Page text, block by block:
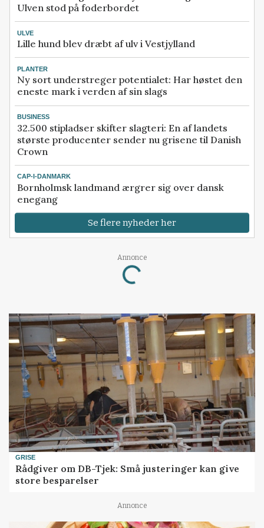
Ulven stod på foderbordet
ULVE
Lille hund blev dræbt af ulv i Vestjylland
PLANTER
Ny sort understreger potentialet: Har høstet den
eneste mark i verden af sin slags
BUSINESS
32.500 stipladser skifter slagteri: En af landets
største producenter sender nu grisene til Danish
Crown
CAP-I-DANMARK
Bornholmsk landmand ærgrer sig over dansk
enegang
Se flere nyheder her
Annonce
Loading...
GRISE
Rådgiver om DB-Tjek: Små justeringer kan give
store besparelser
Annonce